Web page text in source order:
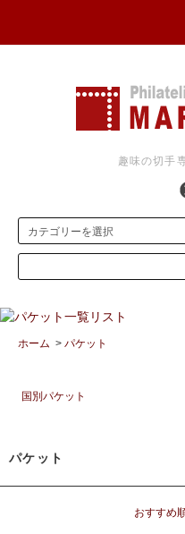
趣味の切手
ホーム > パケット
国別パケット
パケット
おすすめ